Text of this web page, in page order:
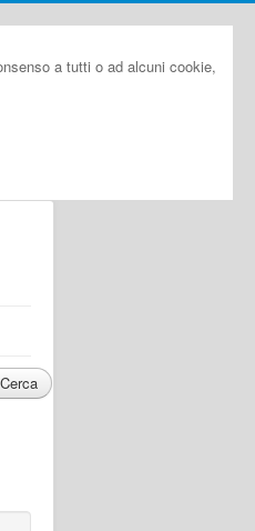
a tutti o ad alcuni cookie,
Cerca